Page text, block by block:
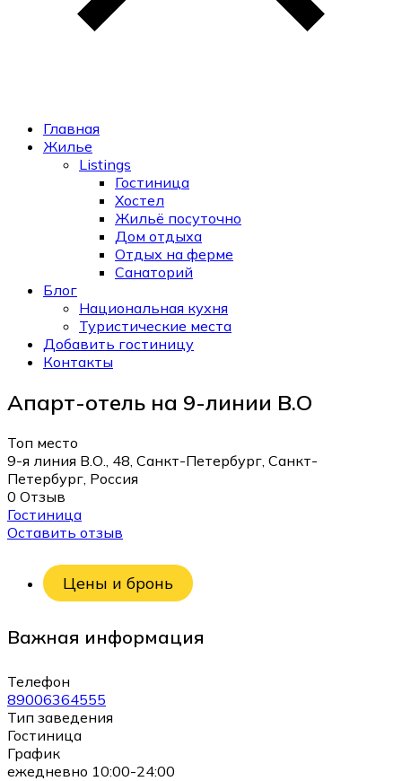
Главная
Жилье
Listings
Гостиница
Хостел
Жильё посуточно
Дом отдыха
Отдых на ферме
Санаторий
Блог
Национальная кухня
Туристические места
Добавить гостиницу
Контакты
Апарт-отель на 9-линии В.О
Топ место
9-я линия В.О., 48, Санкт-Петербург, Санкт-
Петербург, Россия
0 Отзыв
Гостиница
Оставить отзыв
Цены и бронь
Важная информация
Телефон
89006364555
Тип заведения
Гостиница
График
ежедневно 10:00-24:00